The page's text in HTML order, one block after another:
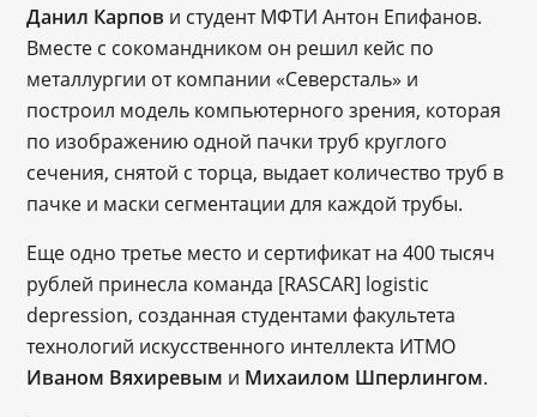
Данил Карпов и студент МФТИ Антон Епифанов.
Вместе с сокомандником он решил кейс по
металлургии от компании «Северсталь» и
построил модель компьютерного зрения, которая
по изображению одной пачки труб круглого
сечения, снятой с торца, выдает количество труб в
пачке и маски сегментации для каждой трубы.
Еще одно третье место и сертификат на 400 тысяч
рублей принесла команда [RASCAR] logistic
depression, созданная студентами факультета
технологий искусственного интеллекта ИТМО
Иваном Вяхиревым и Михаилом Шперлингом.